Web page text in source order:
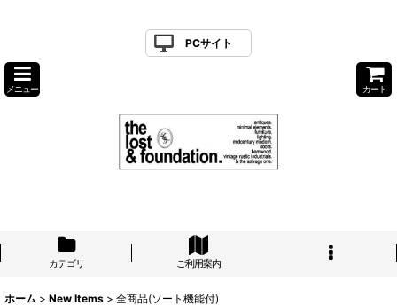
PCサイト
メニュー カート
カテゴリ ご利用案内
ホーム > New Items > 全商品(ソート機能付)